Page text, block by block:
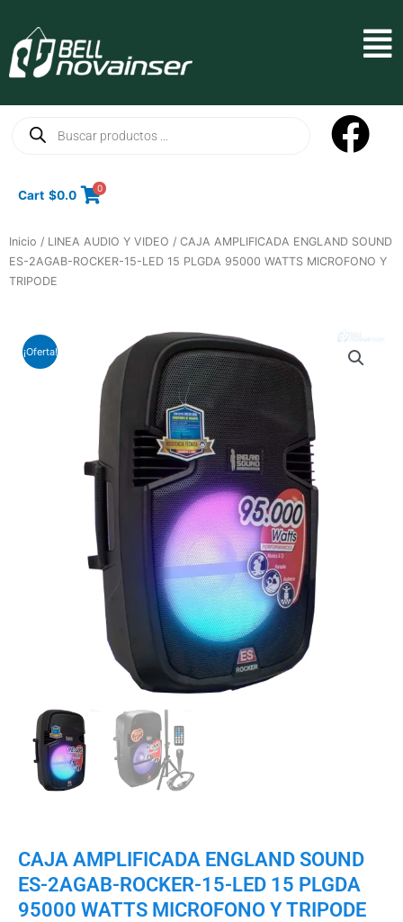
contenido
productos
Cart $0.0 0
Inicio / LINEA AUDIO Y VIDEO / CAJA AMPLIFICADA ENGLAND SOUND
ES-2AGAB-ROCKER-15-LED 15 PLGDA 95000 WATTS MICROFONO Y
TRIPODE
¡Oferta!
CAJA AMPLIFICADA ENGLAND SOUND
ES-2AGAB-ROCKER-15-LED 15 PLGDA
95000 WATTS MICROFONO Y TRIPODE